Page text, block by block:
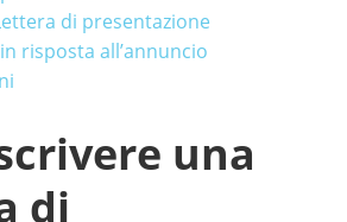
di presentazione
risposta all’annuncio
una
di